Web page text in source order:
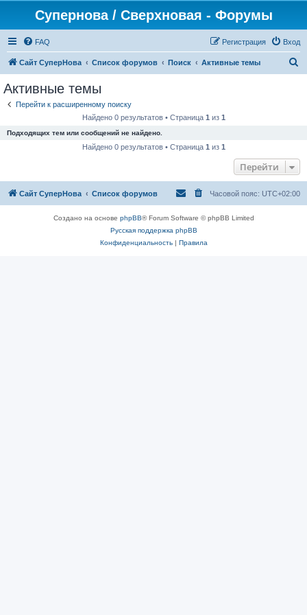
Супернова / Сверхновая - Форумы
FAQ Вход
Регистрация
Сайт СуперНова Список форумов Поиск Активные темы
Активные темы
Перейти к расширенному поиску
Найдено 0 результатов • Страница 1 из 1
Подходящих тем или сообщений не найдено.
Найдено 0 результатов • Страница 1 из 1
Перейти
Сайт СуперНова Список форумов Часовой пояс: UTC+02:00
Создано на основе phpBB® Forum Software © phpBB Limited
Русская поддержка phpBB
Конфиденциальность| Правила